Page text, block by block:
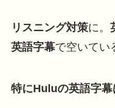
リスニング対策に。
英語字幕で空いてい
特にHuluの英語字幕